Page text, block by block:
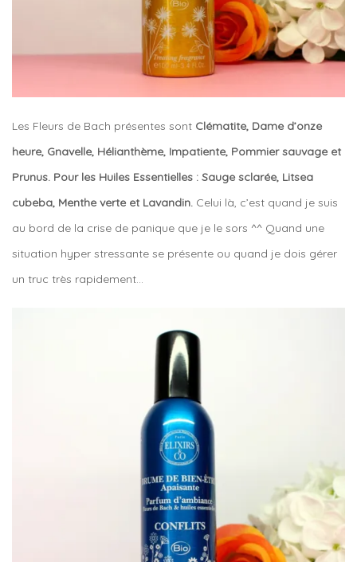
Les Fleurs de Bach présentes sont Clématite, Dame d’onze
heure, Gnavelle, Hélianthème, Impatiente, Pommier sauvage et
Prunus. Pour les Huiles Essentielles : Sauge sclarée, Litsea
cubeba, Menthe verte et Lavandin. Celui là, c’est quand je suis
au bord de la crise de panique que je le sors ^^ Quand une
situation hyper stressante se présente ou quand je dois gérer
un truc très rapidement…